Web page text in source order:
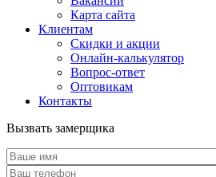
Карта сайта
Клиентам
Скидки и акции
Онлайн-калькулятор
Вопрос-ответ
Оптовикам
Контакты
Вызвать замерщика